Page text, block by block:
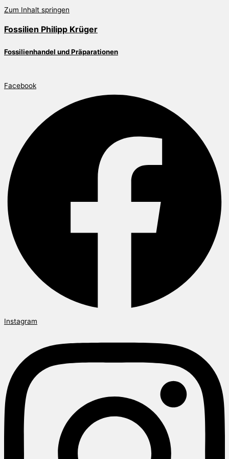
Zum Inhalt springen
Fossilien Philipp Krüger
Fossilienhandel und Präparationen
Facebook
Instagram